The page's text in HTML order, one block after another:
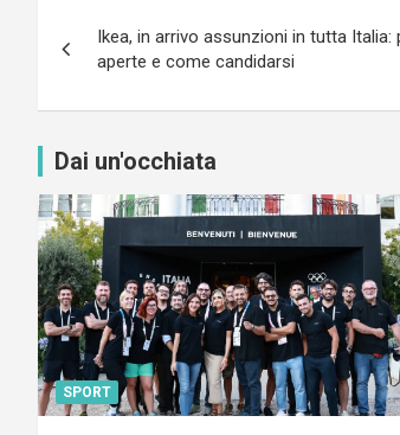
articoli
Ikea, in arrivo assunzioni in tutta Italia:
aperte e come candidarsi
Dai un'occhiata
SPORT